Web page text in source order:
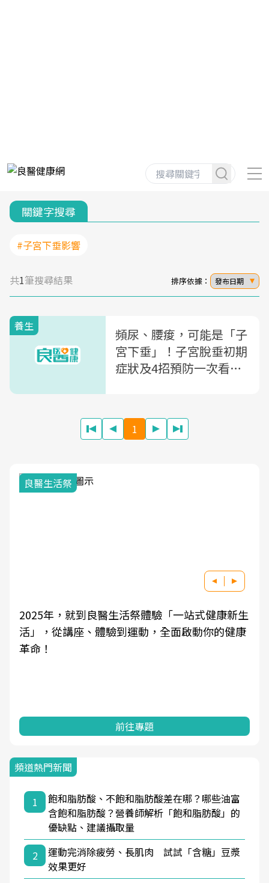
關鍵字搜尋
#子宮下垂影響
共1筆搜尋結果 排序依據： 發布日期
養生
頻尿、腰痠，可能是「子
宮下垂」！子宮脫垂初期
症狀及4招預防一次看，
1
良醫生活祭
2025年，就到良醫生活祭體驗「一站式健康新生
活」，從講座、體驗到運動，全面啟動你的健康
革命！
前往專題
頻道熱門新聞
1
飽和脂肪酸、不飽和脂肪酸差在哪？哪些油富
含飽和脂肪酸？營養師解析「飽和脂肪酸」的
優缺點、建議攝取量
2
運動完消除疲勞、長肌肉 試試「含糖」豆漿
效果更好